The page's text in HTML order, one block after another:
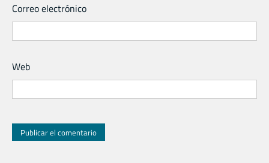
Correo electrónico
Web